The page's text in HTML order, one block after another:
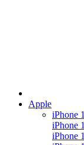
Apple
iPhone
iPhone
iPhone